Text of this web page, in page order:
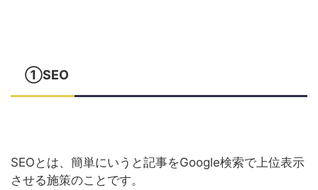
①SEO
SEOとは、簡単にいうと記事をGoogle検索で上位表示
させる施策のことです。